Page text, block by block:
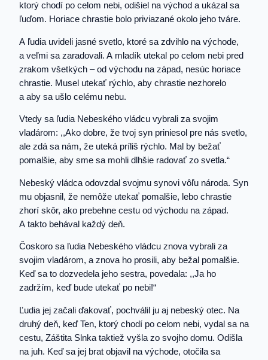
ktorý chodí po celom nebi, odišiel na východ a ukázal sa
ľuďom. Horiace chrastie bolo priviazané okolo jeho tváre.
A ľudia uvideli jasné svetlo, ktoré sa zdvihlo na východe,
a veľmi sa zaradovali. A mladík utekal po celom nebi pred
zrakom všetkých – od východu na západ, nesúc horiace
chrastie. Musel utekať rýchlo, aby chrastie nezhorelo
a aby sa ušlo celému nebu.
Vtedy sa ľudia Nebeského vládcu vybrali za svojim
vladárom: ,,Ako dobre, že tvoj syn priniesol pre nás svetlo,
ale zdá sa nám, že uteká príliš rýchlo. Mal by bežať
pomalšie, aby sme sa mohli dlhšie radovať zo svetla.“
Nebeský vládca odovzdal svojmu synovi vôľu národa. Syn
mu objasnil, že nemôže utekať pomalšie, lebo chrastie
zhorí skôr, ako prebehne cestu od východu na západ.
A takto behával každý deň.
Čoskoro sa ľudia Nebeského vládcu znova vybrali za
svojim vladárom, a znova ho prosili, aby bežal pomalšie.
Keď sa to dozvedela jeho sestra, povedala: ,,Ja ho
zadržím, keď bude utekať po nebi!“
Ľudia jej začali ďakovať, pochválil ju aj nebeský otec. Na
druhý deň, keď Ten, ktorý chodí po celom nebi, vydal sa na
cestu, Záštita Slnka taktiež vyšla zo svojho domu. Odišla
na juh. Keď sa jej brat objavil na východe, otočila sa